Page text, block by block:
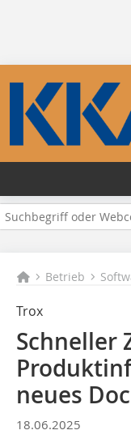
Betrieb
Trox
Schneller
neues
18.06.2025